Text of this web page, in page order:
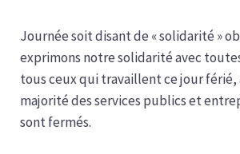
Journée soit disant de « solidarité »
exprimons notre solidarité avec
tous ceux qui travaillent ce jour férié,
majorité des services publics et
sont fermés.